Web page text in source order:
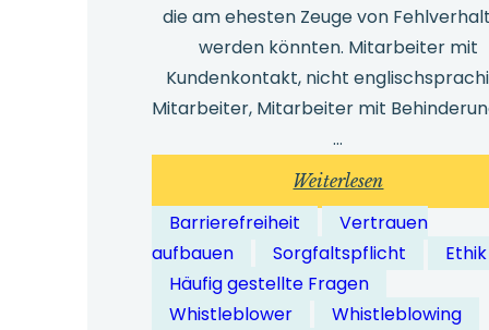
die am ehesten Zeuge von
werden könnten. Mitarbeiter mit
Kundenkontakt, nicht
Mitarbeiter, Mitarbeiter mit
…
Weiterlesen:
Wie
Lösungen
Barrierefreiheit
Vertrauen
aufbauen
Sorgfaltspflicht
Ethik
Häufig gestellte Fragen
Whistleblower
Whistleblowing